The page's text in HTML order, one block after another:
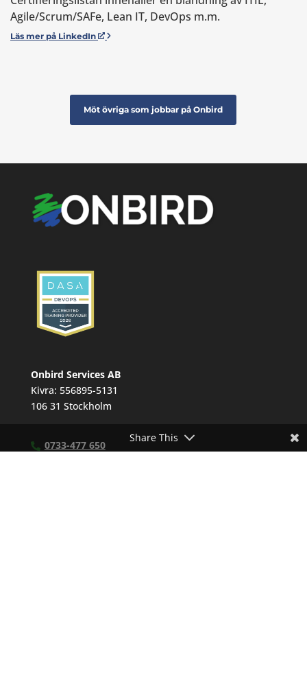
Agile/Scrum/SAFe, Lean IT, DevOps m.m.
Läs mer på LinkedIn
Möt övriga som jobbar på Onbird
Onbird Services AB
Kivra: 556895-5131
106 31 Stockholm
0733-477 650
Share This